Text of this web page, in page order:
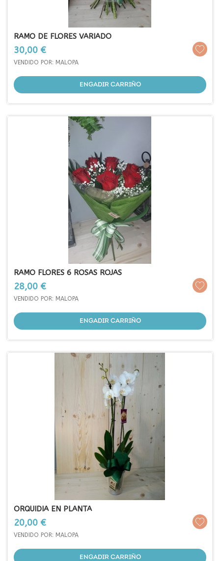
RAMO DE FLORES VARIADO
Prezo
30,00 €
VENDIDO POR: MALOPA
ENGADIR CARRIÑO
RAMO FLORES 6 ROSAS ROJAS
Prezo
28,00 €
VENDIDO POR: MALOPA
ENGADIR CARRIÑO
ORQUIDIA EN PLANTA
Prezo
20,00 €
VENDIDO POR: MALOPA
ENGADIR CARRIÑO